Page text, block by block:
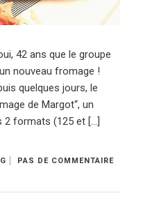
42 ans que le groupe
nouveau fromage !
quelques jours, le
de Margot“, un
formats (125 et […]
PAS DE COMMENTAIRE